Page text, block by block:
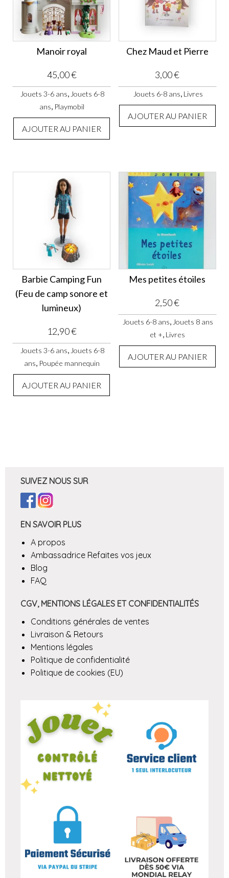
Manoir royal
45,00€
Jouets 3-6 ans Jouets 6-8
ans Playmobil
AJOUTER AU PANIER
Chez Maud et Pierre
3,00€
Jouets 6-8 ans Livres
AJOUTER AU PANIER
Barbie Camping Fun
(Feu de camp sonore et
lumineux)
12,90€
Jouets 3-6 ans Jouets 6-8
ans Poupée mannequin
AJOUTER AU PANIER
Mes petites étoiles
2,50€
Jouets 6-8 ans Jouets 8 ans
et + Livres
AJOUTER AU PANIER
SUIVEZ NOUS SUR
EN SAVOIR PLUS
A propos
Ambassadrice Refaites vos jeux
Blog
FAQ
CGV, MENTIONS LÉGALES ET CONFIDENTIALITÉS
Conditions générales de ventes
Livraison & Retours
Mentions légales
Politique de confidentialité
Politique de cookies (EU)